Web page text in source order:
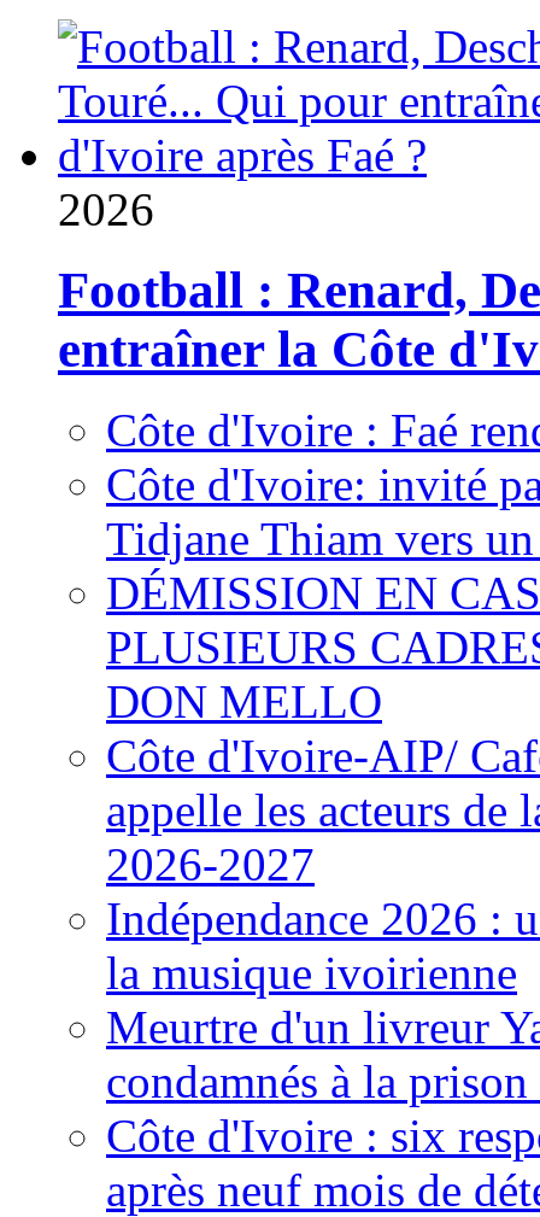
2026
Football : Renard,
entraîner la Côte
Côte d'Ivoire : Faé
Côte d'Ivoire: invité
Tidjane Thiam vers
DÉMISSION EN
PLUSIEURS
DON MELLO
Côte d'Ivoire-AIP/
appelle les acteurs de
2026-2027
Indépendance 2026 :
la musique ivoirienne
Meurtre d'un livreur
condamnés à la
Côte d'Ivoire : six
après neuf mois de